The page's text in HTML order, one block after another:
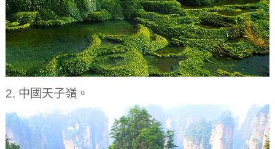
2. 中國天子嶺。